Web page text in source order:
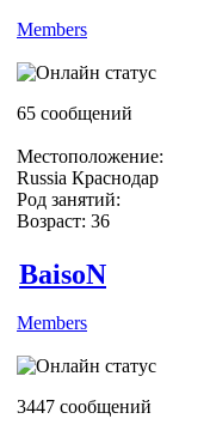
Members
65 сообщений
Местоположение:
Russia Краснодар
Род занятий:
Возраст: 36
BaisoN
Members
3447 сообщений